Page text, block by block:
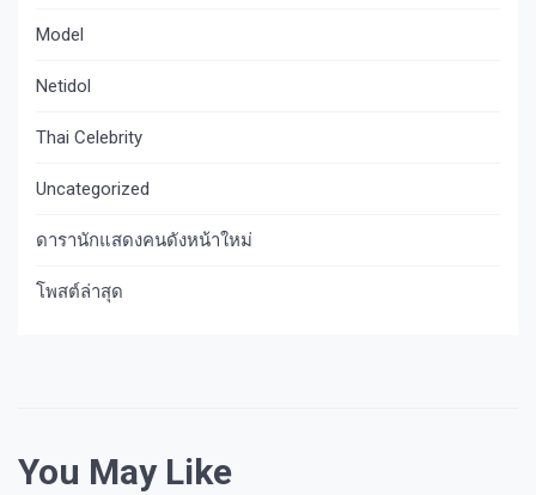
Model
Netidol
Thai Celebrity
Uncategorized
ดารานักแสดงคนดังหน้าใหม่
โพสต์ล่าสุด
You May Like